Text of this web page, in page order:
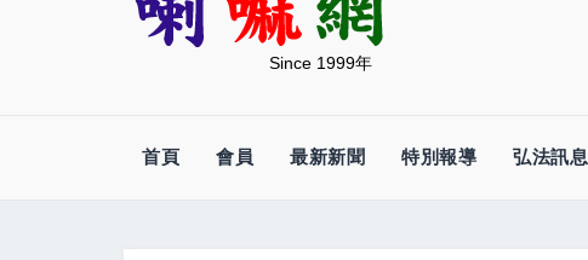
Since 1999年
首頁 會員 最新新聞 特別報導 弘法訊息